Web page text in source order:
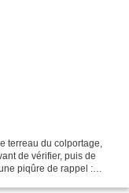
terreau du colportage,
de vérifier, puis de
piqûre de rappel :